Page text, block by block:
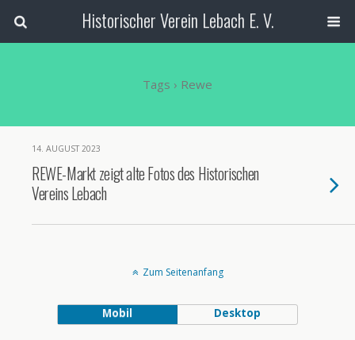
Historischer Verein Lebach E. V.
Tags › Rewe
14. AUGUST 2023
REWE-Markt zeigt alte Fotos des Historischen
Vereins Lebach
Zum Seitenanfang
Mobil Desktop